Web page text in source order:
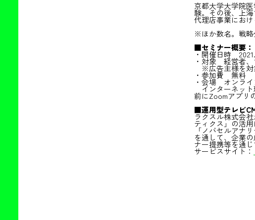
京都大学大学院
験。その後、上
代理店事業にお
※ほか数名。戦略
■セミナー概要：
・開催日時
・対象 経営者、
※広告主様を対
・参加費 無料
・会場 オンライ
インターネット
前にZoomアプリ
■運用型テレビ
ラクスル株式会
ティクス」の活
「ノバセルアナ
を通して、企業
ナー提携等を通
サービスサイト：